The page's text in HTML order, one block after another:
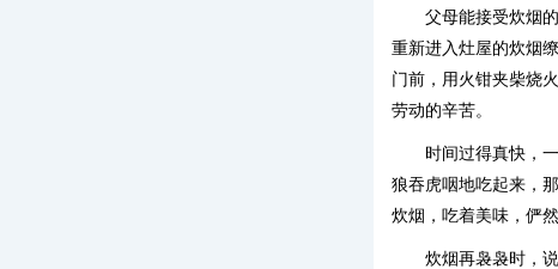
父母能接受炊烟
重新进入灶屋的炊烟
门前，用火钳夹柴烧
劳动的辛苦。
时间过得真快，
狼吞虎咽地吃起来，
炊烟，吃着美味，俨
炊烟再袅袅时，